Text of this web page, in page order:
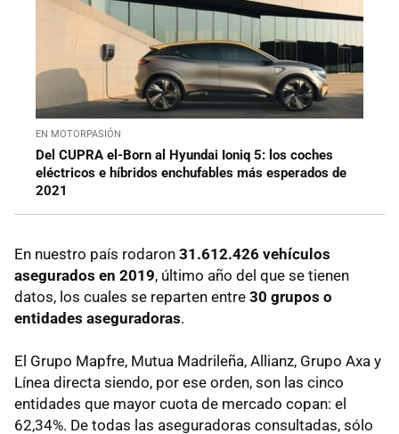
EN MOTORPASIÓN
Del CUPRA el-Born al Hyundai Ioniq 5: los coches
eléctricos e híbridos enchufables más esperados de
2021
En nuestro país rodaron 31.612.426 vehículos
asegurados en 2019, último año del que se tienen
datos, los cuales se reparten entre 30 grupos o
entidades aseguradoras.
El Grupo Mapfre, Mutua Madrileña, Allianz, Grupo Axa y
Línea directa siendo, por ese orden, son las cinco
entidades que mayor cuota de mercado copan: el
62,34%. De todas las aseguradoras consultadas, sólo